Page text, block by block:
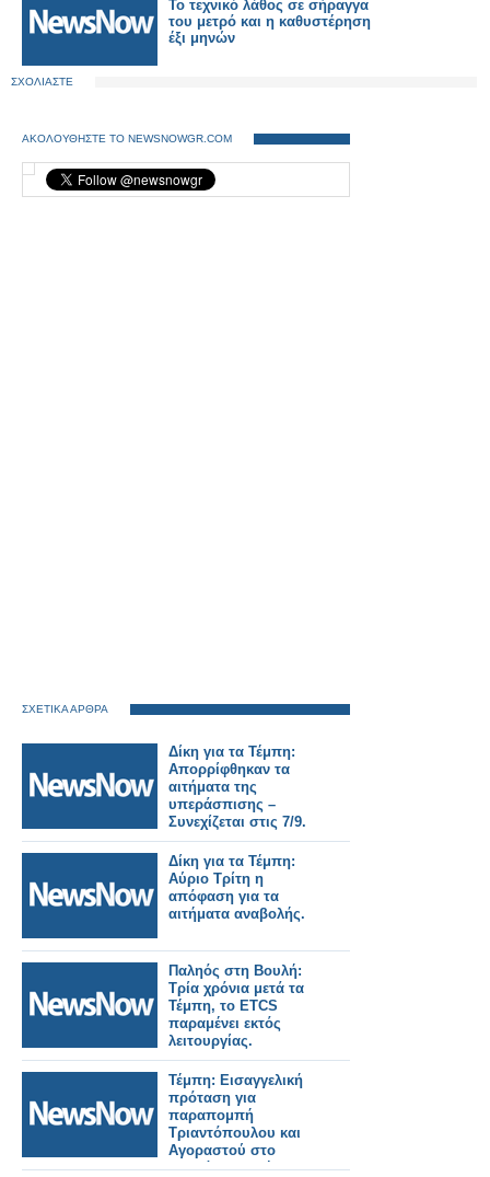
Το τεχνικό λάθος σε σήραγγα
του μετρό και η καθυστέρηση
έξι μηνών
ΣΧΟΛΙΑΣΤΕ
ΑΚΟΛΟΥΘΗΣΤΕ ΤΟ NEWSNOWGR.COM
ΣΧΕΤΙΚΑ ΑΡΘΡΑ
Δίκη για τα Τέμπη:
Απορρίφθηκαν τα
αιτήματα της
υπεράσπισης –
Συνεχίζεται στις 7/9.
Δίκη για τα Τέμπη:
Αύριο Τρίτη η
απόφαση για τα
αιτήματα αναβολής.
Παληός στη Βουλή:
Τρία χρόνια μετά τα
Τέμπη, το ETCS
παραμένει εκτός
λειτουργίας.
Τέμπη: Εισαγγελική
πρόταση για
παραπομπή
Τριαντόπουλου και
Αγοραστού στο
Ειδικό Δικαστήριο.